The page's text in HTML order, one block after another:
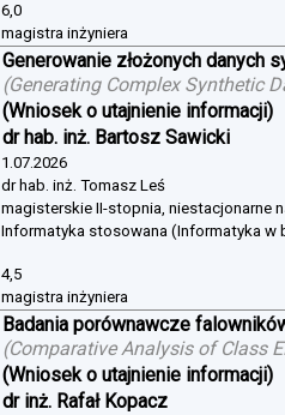
6,0
magistra inżyniera
Generowanie złożonych danych
(Generating Complex Synthetic
(Wniosek o utajnienie informacji)
dr hab. inż. Bartosz Sawicki
1.07.2026
dr hab. inż. Tomasz Leś
magisterskie II-stopnia, niestacjonarne
Informatyka stosowana (Informatyka w
4,5
magistra inżyniera
Badania porównawcze
(Comparative Analysis of Class
(Wniosek o utajnienie informacji)
dr inż. Rafał Kopacz